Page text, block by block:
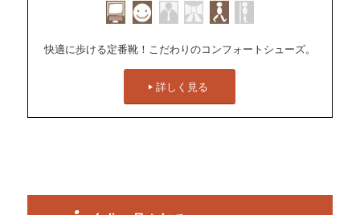
快適に歩ける定番靴！こだわりのコンフォートシューズ。
詳しく見る